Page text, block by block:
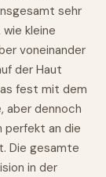
sehr
wie kleine
voneinander
der Haut
fest mit dem
aber dennoch
perfekt an die
Die gesamte
in der